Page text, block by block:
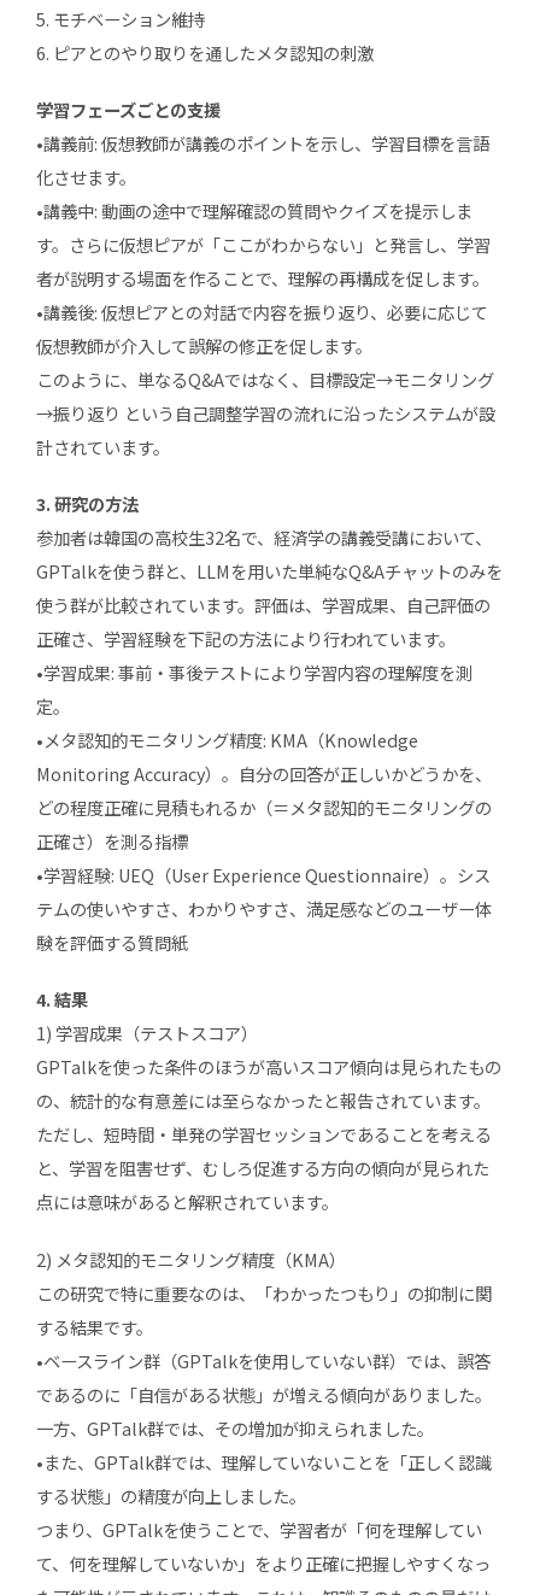
5. モチベーション維持
6. ピアとのやり取りを通したメタ認知の刺激
学習フェーズごとの支援
•講義前: 仮想教師が講義のポイントを示し、学習目標を言語
化させます。
•講義中: 動画の途中で理解確認の質問やクイズを提示しま
す。さらに仮想ピアが「ここがわからない」と発言し、学習
者が説明する場面を作ることで、理解の再構成を促します。
•講義後: 仮想ピアとの対話で内容を振り返り、必要に応じて
仮想教師が介入して誤解の修正を促します。
このように、単なるQ&Aではなく、目標設定→モニタリング
→振り返り という自己調整学習の流れに沿ったシステムが設
計されています。
3. 研究の方法
参加者は韓国の高校生32名で、経済学の講義受講において、
GPTalkを使う群と、LLMを用いた単純なQ&Aチャットのみを
使う群が比較されています。評価は、学習成果、自己評価の
正確さ、学習経験を下記の方法により行われています。
•学習成果: 事前・事後テストにより学習内容の理解度を測
定。
•メタ認知的モニタリング精度: KMA（Knowledge
Monitoring Accuracy）。自分の回答が正しいかどうかを、
どの程度正確に見積もれるか（＝メタ認知的モニタリングの
正確さ）を測る指標
•学習経験: UEQ（User Experience Questionnaire）。シス
テムの使いやすさ、わかりやすさ、満足感などのユーザー体
験を評価する質問紙
4. 結果
1) 学習成果（テストスコア）
GPTalkを使った条件のほうが高いスコア傾向は見られたもの
の、統計的な有意差には至らなかったと報告されています。
ただし、短時間・単発の学習セッションであることを考える
と、学習を阻害せず、むしろ促進する方向の傾向が見られた
点には意味があると解釈されています。
2) メタ認知的モニタリング精度（KMA）
この研究で特に重要なのは、「わかったつもり」の抑制に関
する結果です。
•ベースライン群（GPTalkを使用していない群）では、誤答
であるのに「自信がある状態」が増える傾向がありました。
一方、GPTalk群では、その増加が抑えられました。
•また、GPTalk群では、理解していないことを「正しく認識
する状態」の精度が向上しました。
つまり、GPTalkを使うことで、学習者が「何を理解してい
て、何を理解していないか」をより正確に把握しやすくなっ